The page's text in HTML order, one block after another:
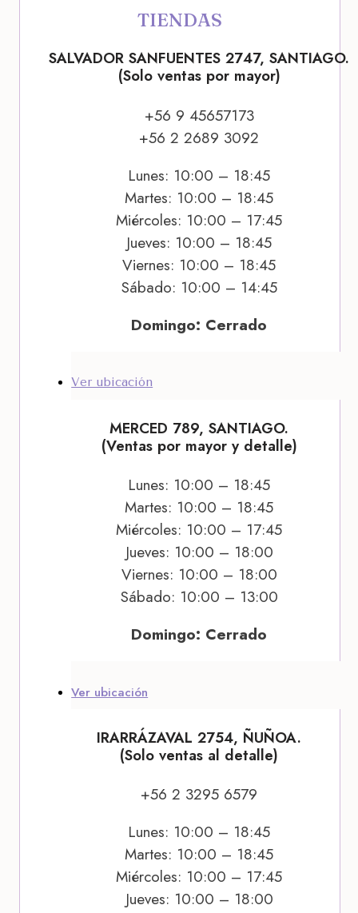
TIENDAS
SALVADOR SANFUENTES 2747, SANTIAGO.
(Solo ventas por mayor)
+56 9 45657173
+56 2 2689 3092
Lunes: 10:00 – 18:45
Martes: 10:00 – 18:45
Miércoles: 10:00 – 17:45
Jueves: 10:00 – 18:45
Viernes: 10:00 – 18:45
Sábado: 10:00 – 14:45
Domingo: Cerrado
Ver ubicación
MERCED 789, SANTIAGO.
(Ventas por mayor y detalle)
Lunes: 10:00 – 18:45
Martes: 10:00 – 18:45
Miércoles: 10:00 – 17:45
Jueves: 10:00 – 18:00
Viernes: 10:00 – 18:00
Sábado: 10:00 – 13:00
Domingo: Cerrado
Ver ubicación
IRARRÁZAVAL 2754, ÑUÑOA.
(Solo ventas al detalle)
+56 2 3295 6579
Lunes: 10:00 – 18:45
Martes: 10:00 – 18:45
Miércoles: 10:00 – 17:45
Jueves: 10:00 – 18:00